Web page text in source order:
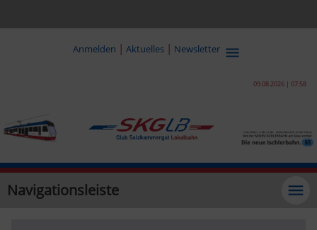
Anmelden | Aktuelles | Newsletter
09.08.2026 | 07:58
Navigationsleiste